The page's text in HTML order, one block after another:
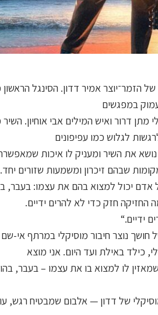
הזמר־יוצר אמיר דדון. הסינגל
במפגשים
מתן דרור ואיש המילים אבי אוחיון.
לגלוש כמו עפיפונים
את השיר ומעניק לו איכות
שבהם זיכרון ומשמעות שזורים יחד.
אדם יכול למצוא בהם את עצמו: בעבר,
חזק כדי לא להרים ידיים.
ידיים.“
נוצר חיבור מוסיקלי במרתף אי-
כילד באילת ועד היום. אני מוצא
לו למצוא בו את עצמו – בעבר,
של דדון — אלבום שמבטיח רגש,